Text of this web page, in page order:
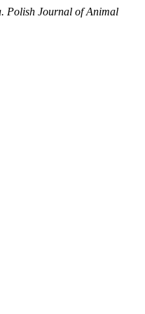
Polish Journal of Animal